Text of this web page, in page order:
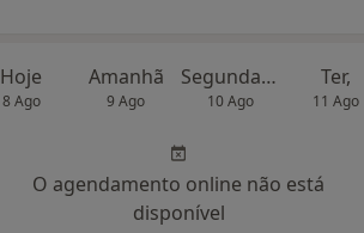
Hoje
8 Ago
Amanhã
9 Ago
Segunda-feira
10 Ago
Ter,
11 Ago
O agendamento online não está
disponível